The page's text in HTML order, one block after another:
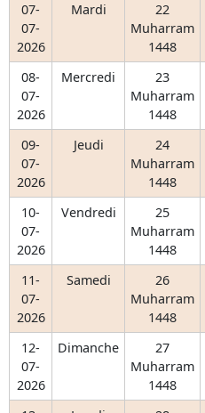
07-
07-
2026
Mardi
22
Muharram
1448
08-
07-
2026
Mercredi
23
Muharram
1448
09-
07-
2026
Jeudi
24
Muharram
1448
10-
07-
2026
Vendredi
25
Muharram
1448
11-
07-
2026
Samedi
26
Muharram
1448
12-
07-
2026
Dimanche
27
Muharram
1448